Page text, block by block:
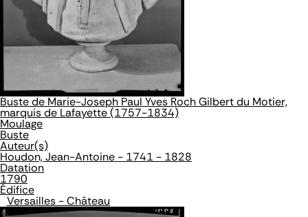
Buste de Marie-Joseph Paul Yves Roch Gilbert du Motier,
marquis de Lafayette (1757-1834)
Moulage
Buste
Auteur(s)
Houdon, Jean-Antoine - 1741 - 1828
Datation
1790
Édifice
Versailles - Château